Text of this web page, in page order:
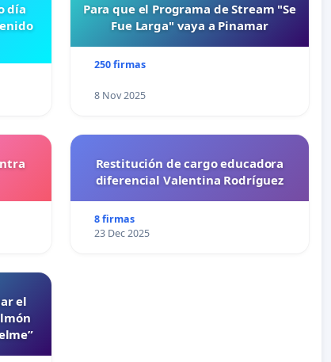
día
Para que el Programa de Stream "Se
Fue Larga" vaya a Pinamar
250 firmas
8 Nov 2025
Restitución de cargo educadora
diferencial Valentina Rodríguez
8 firmas
23 Dec 2025
el